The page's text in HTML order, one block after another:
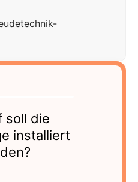
soll die
installiert